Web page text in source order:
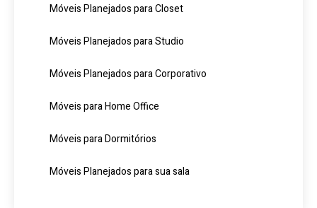
Móveis Planejados para Closet
Móveis Planejados para Studio
Móveis Planejados para Corporativo
Móveis para Home Office
Móveis para Dormitórios
Móveis Planejados para sua sala